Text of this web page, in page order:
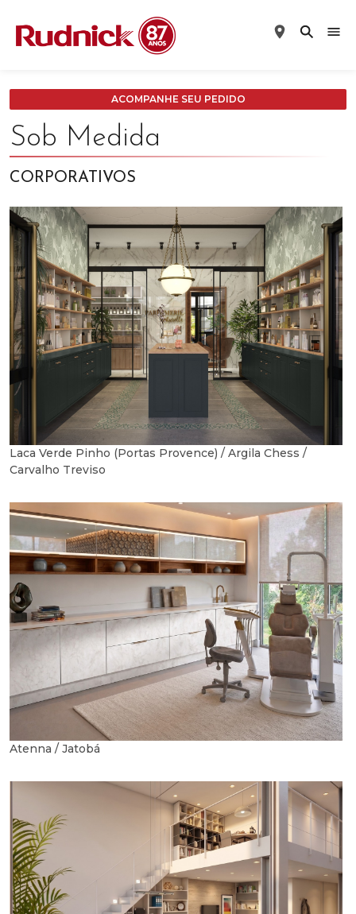
ACOMPANHE SEU PEDIDO
Sob Medida
CORPORATIVOS
Laca Verde Pinho (Portas Provence) / Argila Chess /
Carvalho Treviso
Atenna / Jatobá